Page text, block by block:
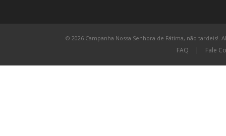
© 2026 Campanha Nossa Senhora de Fátima, não tardeis!.
FAQ | Fale